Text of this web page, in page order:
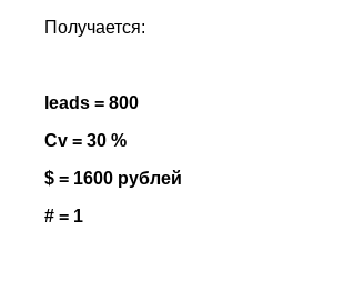
Получается:
leads = 800
Cv = 30 %
$ = 1600 рублей
# = 1